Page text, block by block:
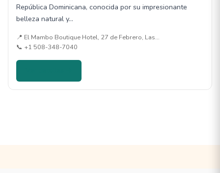
República Dominicana, conocida por su impresionante
belleza natural y…
📍 El Mambo Boutique Hotel, 27 de Febrero, Las…
📞 +1 508-348-7040